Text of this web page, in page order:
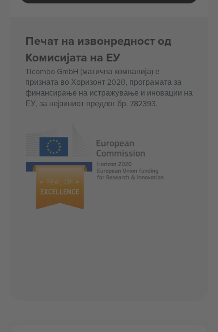
Печат на извонредност од
Комисијата на ЕУ
Ticombo GmbH (матична компанија) е
призната во Хоризонт 2020, програмата за
финансирање на истражување и иновации на
ЕУ, за нејзиниот предлог бр. 782393.